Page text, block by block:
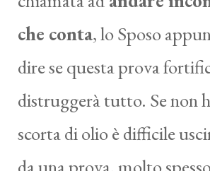
che conta, lo Sposo
dire se questa prova
distruggerà tutto. Se non
scorta di olio è difficile